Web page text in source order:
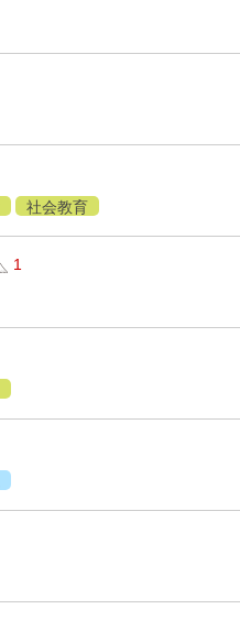
社会教育
1